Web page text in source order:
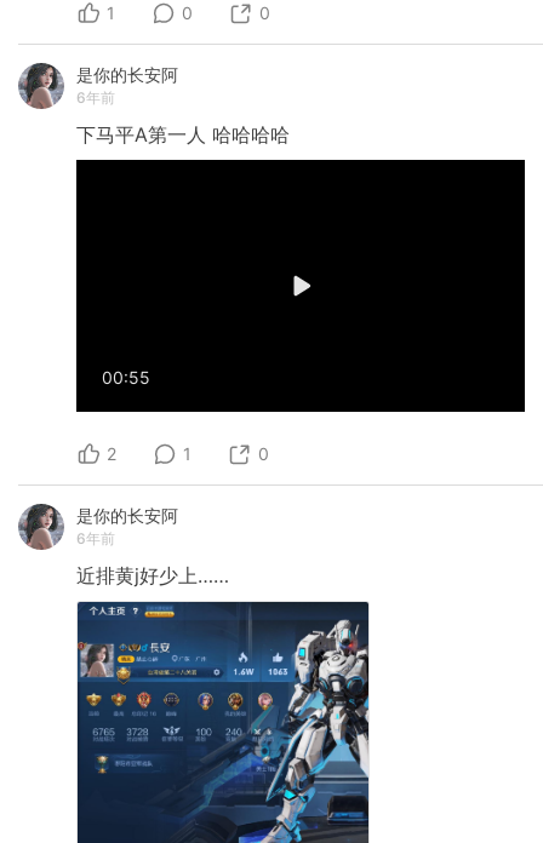
1 0 0
是你的长安阿
6年前
下马平A第一人 哈哈哈哈
00:55
2 1 0
是你的长安阿
6年前
近排黄j好少上……